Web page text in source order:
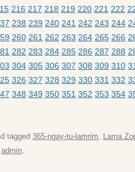
216 217 218 219 220 221 222
238 239 240 241 242 243 244
260 261 262 263 264 265 266
282 283 284 285 286 287 288
304 305 306 307 308 309 310
326 327 328 329 330 331 332
348 349 350 351 352 353 354
tagged 365-ngay-tu-lamrim, Lama
admin.